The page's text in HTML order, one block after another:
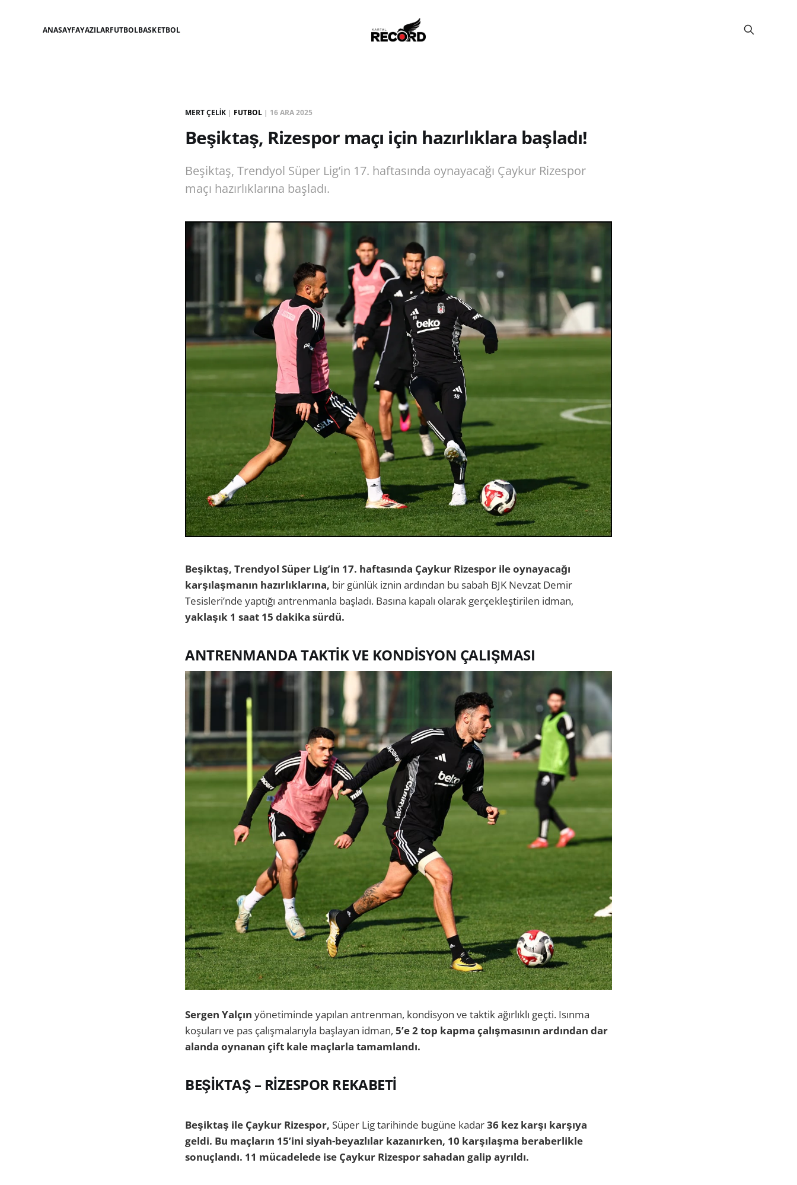
ANASAYFAYAZILARFUTBOLBASKETBOL
MERT ÇELIK | FUTBOL | 16 ARA 2025
Beşiktaş, Rizespor maçı için hazırlıklara başladı!
Beşiktaş, Trendyol Süper Lig’in 17. haftasında oynayacağı Çaykur Rizespor
maçı hazırlıklarına başladı.
Beşiktaş, Trendyol Süper Lig’in 17. haftasında Çaykur Rizespor ile oynayacağı
karşılaşmanın hazırlıklarına, bir günlük iznin ardından bu sabah BJK Nevzat Demir
Tesisleri’nde yaptığı antrenmanla başladı. Basına kapalı olarak gerçekleştirilen idman,
yaklaşık 1 saat 15 dakika sürdü.
ANTRENMANDA TAKTİK VE KONDİSYON ÇALIŞMASI
Sergen Yalçın yönetiminde yapılan antrenman, kondisyon ve taktik ağırlıklı geçti. Isınma
koşuları ve pas çalışmalarıyla başlayan idman, 5’e 2 top kapma çalışmasının ardından dar
alanda oynanan çift kale maçlarla tamamlandı.
BEŞİKTAŞ – RİZESPOR REKABETİ
Beşiktaş ile Çaykur Rizespor, Süper Lig tarihinde bugüne kadar36 kez karşı karşıya
geldi. Bu maçların 15’ini siyah-beyazlılar kazanırken, 10 karşılaşma beraberlikle
sonuçlandı. 11 mücadelede ise Çaykur Rizespor sahadan galip ayrıldı.